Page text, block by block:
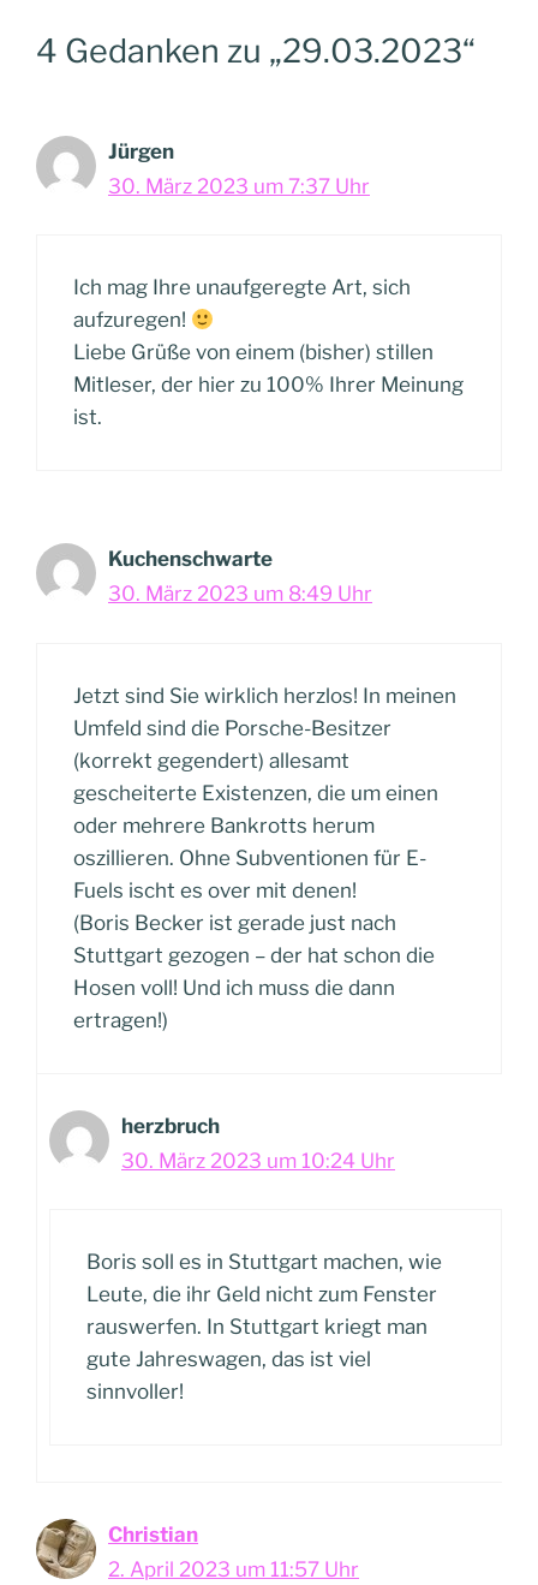
4 Gedanken zu „29.03.2023“
Jürgen
30. März 2023 um 7:37 Uhr
Ich mag Ihre unaufgeregte Art, sich
aufzuregen!
Liebe Grüße von einem (bisher) stillen
Mitleser, der hier zu 100% Ihrer Meinung
ist.
Kuchenschwarte
30. März 2023 um 8:49 Uhr
Jetzt sind Sie wirklich herzlos! In meinen
Umfeld sind die Porsche-Besitzer
(korrekt gegendert) allesamt
gescheiterte Existenzen, die um einen
oder mehrere Bankrotts herum
oszillieren. Ohne Subventionen für E-
Fuels ischt es over mit denen!
(Boris Becker ist gerade just nach
Stuttgart gezogen – der hat schon die
Hosen voll! Und ich muss die dann
ertragen!)
herzbruch
30. März 2023 um 10:24 Uhr
Boris soll es in Stuttgart machen, wie
Leute, die ihr Geld nicht zum Fenster
rauswerfen. In Stuttgart kriegt man
gute Jahreswagen, das ist viel
sinnvoller!
Christian
2. April 2023 um 11:57 Uhr